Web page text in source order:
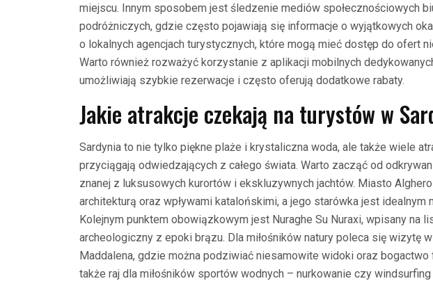
miejscu. Innym sposobem jest śledzenie mediów społecznościowych
podróżniczych, gdzie często pojawiają się informacje o wyjątkowych
o lokalnych agencjach turystycznych, które mogą mieć dostęp do ofert
Warto również rozważyć korzystanie z aplikacji mobilnych
umożliwiają szybkie rezerwacje i często oferują dodatkowe rabaty.
Jakie atrakcje czekają na turystów w
Sardynia to nie tylko piękne plaże i krystaliczna woda, ale także wiele
przyciągają odwiedzających z całego świata. Warto zacząć od
znanej z luksusowych kurortów i ekskluzywnych jachtów. Miasto
architekturą oraz wpływami katalońskimi, a jego starówka jest idealnym
Kolejnym punktem obowiązkowym jest Nuraghe Su Nuraxi, wpisany na
archeologiczny z epoki brązu. Dla miłośników natury poleca się wizytę
Maddalena, gdzie można podziwiać niesamowite widoki oraz bogactwo
także raj dla miłośników sportów wodnych – nurkowanie czy